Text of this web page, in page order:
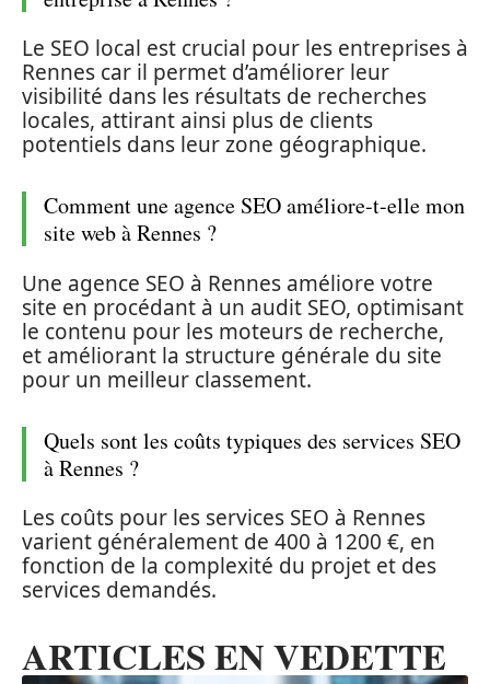
Le SEO local est crucial pour les entreprises à
Rennes car il permet d’améliorer leur
visibilité dans les résultats de recherches
locales, attirant ainsi plus de clients
potentiels dans leur zone géographique.
Comment une agence SEO améliore-t-elle mon
site web à Rennes ?
Une agence SEO à Rennes améliore votre
site en procédant à un audit SEO, optimisant
le contenu pour les moteurs de recherche,
et améliorant la structure générale du site
pour un meilleur classement.
Quels sont les coûts typiques des services SEO
à Rennes ?
Les coûts pour les services SEO à Rennes
varient généralement de 400 à 1200 €, en
fonction de la complexité du projet et des
services demandés.
ARTICLES EN VEDETTE